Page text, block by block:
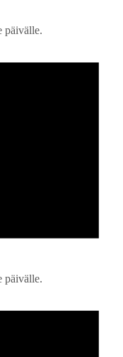
päivälle.
päivälle.